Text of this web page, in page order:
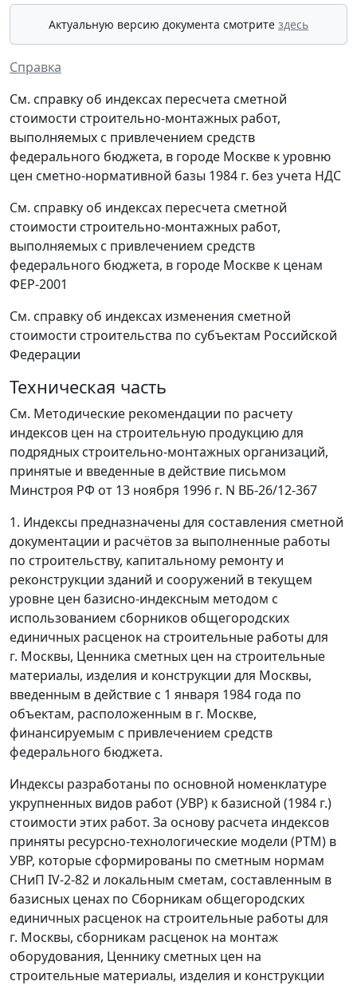
Актуальную версию документа смотрите здесь
Справка
См. справку об индексах пересчета сметной
стоимости строительно-монтажных работ,
выполняемых с привлечением средств
федерального бюджета, в городе Москве к уровню
цен сметно-нормативной базы 1984 г. без учета НДС
См. справку об индексах пересчета сметной
стоимости строительно-монтажных работ,
выполняемых с привлечением средств
федерального бюджета, в городе Москве к ценам
ФЕР-2001
См. справку об индексах изменения сметной
стоимости строительства по субъектам Российской
Федерации
Техническая часть
См. Методические рекомендации по расчету
индексов цен на строительную продукцию для
подрядных строительно-монтажных организаций,
принятые и введенные в действие письмом
Минстроя РФ от 13 ноября 1996 г. N ВБ-26/12-367
1. Индексы предназначены для составления сметной
документации и расчётов за выполненные работы
по строительству, капитальному ремонту и
реконструкции зданий и сооружений в текущем
уровне цен базисно-индексным методом с
использованием сборников общегородских
единичных расценок на строительные работы для
г. Москвы, Ценника сметных цен на строительные
материалы, изделия и конструкции для Москвы,
введенным в действие с 1 января 1984 года по
объектам, расположенным в г. Москве,
финансируемым с привлечением средств
федерального бюджета.
Индексы разработаны по основной номенклатуре
укрупненных видов работ (УВР) к базисной (1984 г.)
стоимости этих работ. За основу расчета индексов
приняты ресурсно-технологические модели (РТМ) в
УВР, которые сформированы по сметным нормам
СНиП IV-2-82 и локальным сметам, составленным в
базисных ценах по Сборникам общегородских
единичных расценок на строительные работы для
г. Москвы, сборникам расценок на монтаж
оборудования, Ценнику сметных цен на
строительные материалы, изделия и конструкции